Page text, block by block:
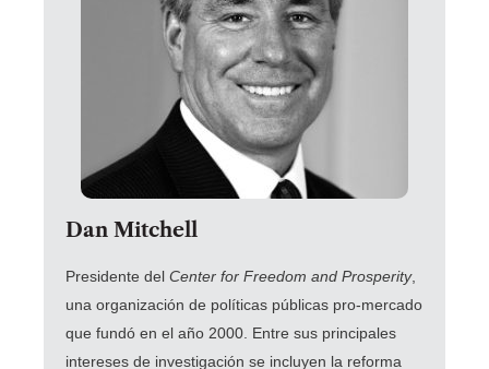
Dan Mitchell
Presidente del Center for Freedom and Prosperity,
una organización de políticas públicas pro-mercado
que fundó en el año 2000. Entre sus principales
intereses de investigación se incluyen la reforma